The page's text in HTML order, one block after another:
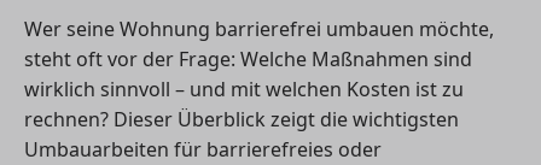
Wer seine Wohnung barrierefrei umbauen möchte,
steht oft vor der Frage: Welche Maßnahmen sind
wirklich sinnvoll – und mit welchen Kosten ist zu
rechnen? Dieser Überblick zeigt die wichtigsten
Umbauarbeiten für barrierefreies oder